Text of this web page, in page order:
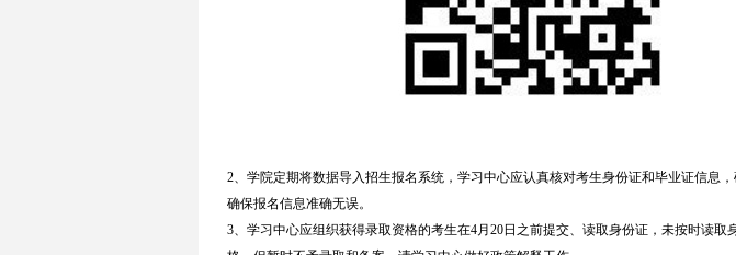
2、学院定期将数据导入招生报名系统，学习中心应认真核对考生身份证和毕业证信息
确保报名信息准确无误。
3、学习中心应组织获得录取资格的考生在4月20日之前提交、读取身份证，未按时读